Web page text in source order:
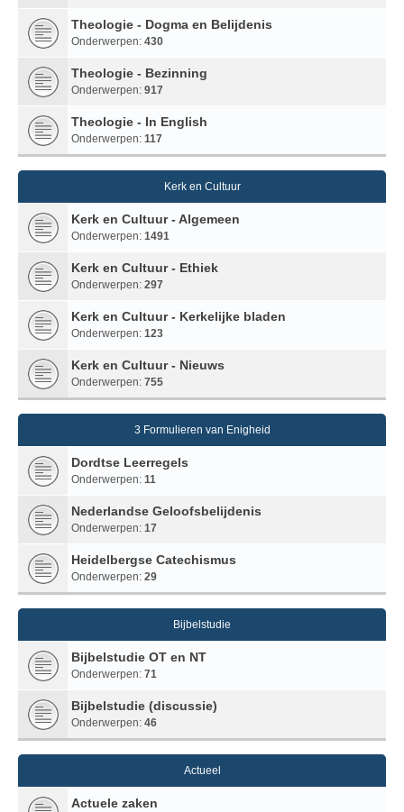
Theologie - Dogma en Belijdenis
Onderwerpen: 430
Theologie - Bezinning
Onderwerpen: 917
Theologie - In English
Onderwerpen: 117
Kerk en Cultuur
Kerk en Cultuur - Algemeen
Onderwerpen: 1491
Kerk en Cultuur - Ethiek
Onderwerpen: 297
Kerk en Cultuur - Kerkelijke bladen
Onderwerpen: 123
Kerk en Cultuur - Nieuws
Onderwerpen: 755
3 Formulieren van Enigheid
Dordtse Leerregels
Onderwerpen: 11
Nederlandse Geloofsbelijdenis
Onderwerpen: 17
Heidelbergse Catechismus
Onderwerpen: 29
Bijbelstudie
Bijbelstudie OT en NT
Onderwerpen: 71
Bijbelstudie (discussie)
Onderwerpen: 46
Actueel
Actuele zaken